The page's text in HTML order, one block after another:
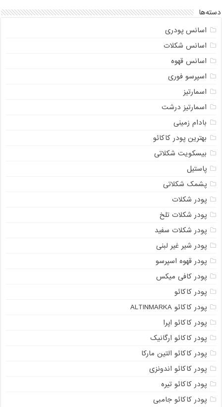
دسته‌ها
اسانس پودری
اسانس شکلات
اسانس قهوه
اسپرسو فوری
اسمارتیز
اسمارتیز درشت
بادام زمینی
بهترین پودر کاکائو
بیسکویت شکلاتی
پاستیل
پشمک شکلاتی
پودر شکلات
پودر شکلات تلخ
پودر شکلات سفید
پودر شیر غیر لبنی
پودر قهوه اسپرسو
پودر کافی میکس
پودر کاکائو
پودر کاکائو ALTINMARKA
پودر کاکائو اپرا
پودر کاکائو ارگانیک
پودر کاکائو التین مارکا
پودر کاکائو اندونزی
پودر کاکائو تیره
پودر کاکائو جامبی